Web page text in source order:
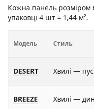
Кожна панель розміром
упаковці 4 шт = 1,44 м².
Модель Стиль
DESERT Хвилі —
BREEZE Хвилі —